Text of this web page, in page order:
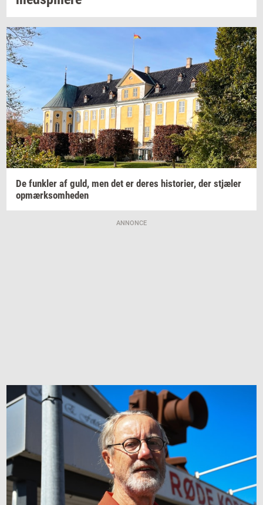
De funk­ler af guld, men det er deres hi­sto­ri­er, der stjæ­ler
op­mærk­som­he­den
ANNONCE